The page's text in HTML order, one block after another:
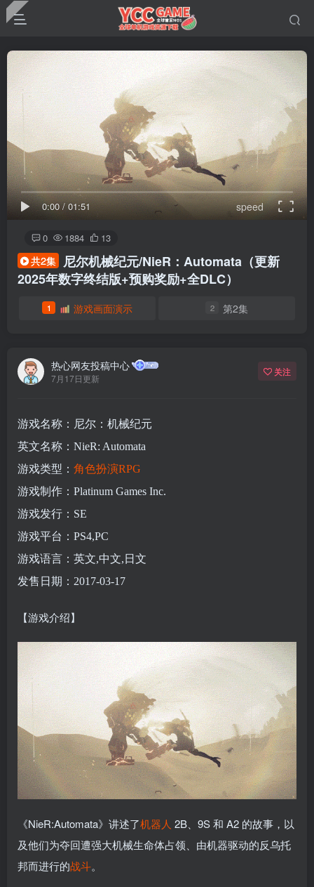
0:00/01:51 speed
0 1884 13
共2集 尼尔机械纪元/NieR：Automata（更新
2025年数字终结版+预购奖励+全DLC）
1 游戏画面演示 2 第2集
热心网友投稿中心
7月17日更新
关注
游戏名称：尼尔：机械纪元
英文名称：NieR: Automata
游戏类型： 角色扮演RPG
游戏制作：Platinum Games Inc.
游戏发行：SE
游戏平台：PS4,PC
游戏语言：英文,中文,日文
发售日期：2017-03-17
【游戏介绍】
《NieR:Automata》讲述了机器人 2B、9S 和 A2 的故事，以
及他们为夺回遭强大机械生命体占领、由机器驱动的反乌托
邦而进行的战斗。